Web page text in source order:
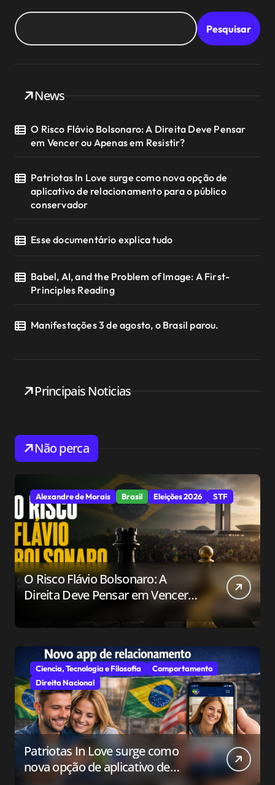
Pesquisar
News
O Risco Flávio Bolsonaro: A Direita Deve Pensar
em Vencer ou Apenas em Resistir?
Patriotas In Love surge como nova opção de
aplicativo de relacionamento para o público
conservador
Esse documentário explica tudo
Babel, AI, and the Problem of Image: A First-
Principles Reading
Manifestações 3 de agosto, o Brasil parou.
Principais Noticias
Não perca
Alexandre de Morais Brasil Eleições 2026 STF
O Risco Flávio Bolsonaro: A
Direita Deve Pensar em Vencer
Ciencia, Tecnologia e Filosofia
Comportamento
Direita Nacional
Patriotas In Love surge como
nova opção de aplicativo de